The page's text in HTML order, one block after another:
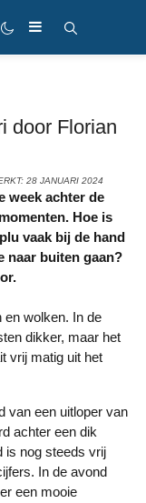
door Florian
28 JANUARI 2024
Hoe is
vaak bij de hand
naar buiten gaan?
en wolken. In de
dikker, maar het
vrij matig uit het
achter een dik
is nog steeds vrij
In de avond
een mooie